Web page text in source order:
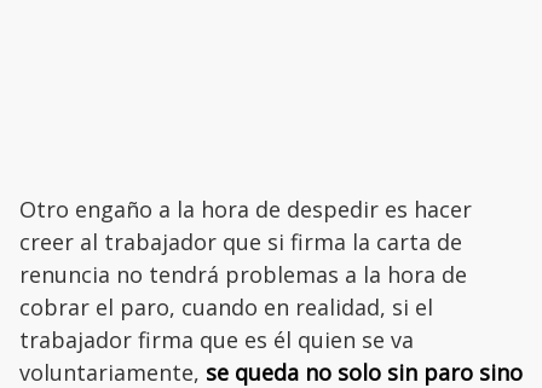
Otro engaño a la hora de despedir es hacer
creer al trabajador que si firma la carta de
renuncia no tendrá problemas a la hora de
cobrar el paro, cuando en realidad, si el
trabajador firma que es él quien se va
voluntariamente, se queda no solo sin paro sino